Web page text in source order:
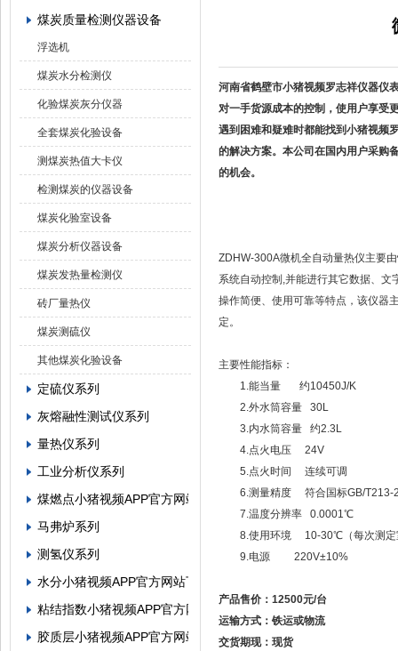
煤炭质量检测仪器设备
浮选机
煤炭水分检测仪
化验煤炭灰分仪器
全套煤炭化验设备
测煤炭热值大卡仪
检测煤炭的仪器设备
煤炭化验室设备
煤炭分析仪器设备
煤炭发热量检测仪
砖厂量热仪
煤炭测硫仪
其他煤炭化验设备
定硫仪系列
灰熔融性测试仪系列
量热仪系列
工业分析仪系列
煤燃点小猪视频APP官方网站下载罗志祥
马弗炉系列
测氢仪系列
水分小猪视频APP官方网站下载罗志祥系列
粘结指数小猪视频APP官方网站下载罗志祥系列
胶质层小猪视频APP官方网站下载罗志祥系列
河南省鹤壁市小猪视频罗志祥仪器仪
对一手货源成本的控制，使用户享
遇到困难和疑难时都能找到小猪视频罗
的解决方案。本公司 在国内用户采购
的机会。
ZDHW-300A微机全自动量热仪主要由
系统自动控制,并能进行其它数据、文字
操作简便、使用可靠等特点，该仪器
定。
主要性能指标：
1.能当量 约10450J/K
2.外水筒容量 30L
3.内水筒容量 约2.3L
4.点火电压 24V
5.点火时间 连续可调
6.测量精度 符合国标GB/T213-
7.温度分辨率 0.0001℃
8.使用环境 10-30℃（每次测定
9.电源 220V±10%
产品售价：12500元/台
运输方式：铁运或物流
交货期现：现货